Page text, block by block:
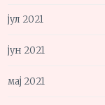
јул 2021
јун 2021
мај 2021